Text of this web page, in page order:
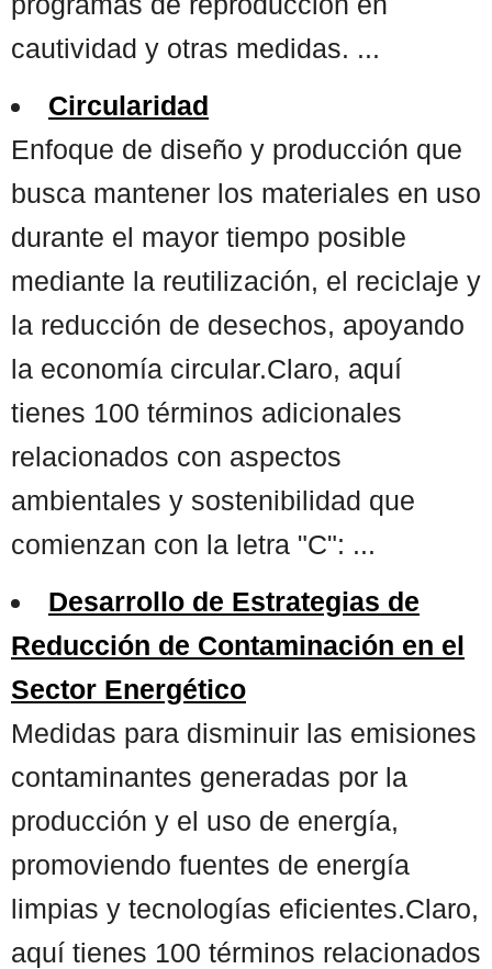
cautividad y otras medidas. ...
Circularidad
Enfoque de diseño y producción que
busca mantener los materiales en uso
durante el mayor tiempo posible
mediante la reutilización, el reciclaje y
la reducción de desechos, apoyando
la economía circular.Claro, aquí
tienes 100 términos adicionales
relacionados con aspectos
ambientales y sostenibilidad que
comienzan con la letra "C": ...
Desarrollo de Estrategias de
Reducción de Contaminación en el
Sector Energético
Medidas para disminuir las emisiones
contaminantes generadas por la
producción y el uso de energía,
promoviendo fuentes de energía
limpias y tecnologías eficientes.Claro,
aquí tienes 100 términos relacionados